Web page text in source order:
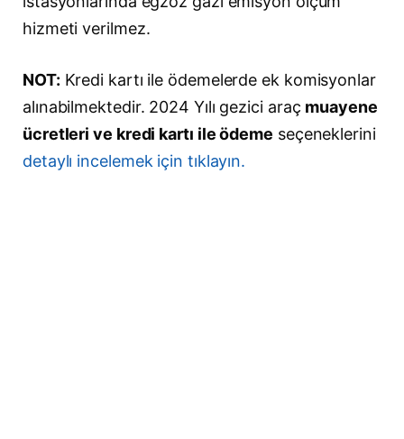
hizmeti verilmez.
NOT: Kredi kartı ile ödemelerde ek komisyonlar
alınabilmektedir. 2024 Yılı gezici araç muayene
ücretleri ve kredi kartı ile ödeme seçeneklerini
detaylı incelemek için tıklayın.